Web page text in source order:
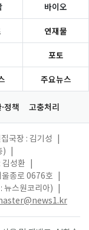
바이오
연재물
포토
주요뉴스
정책 고충처리
국장 : 김기성
)
김성환
종로 0676호
뉴스원코리아)